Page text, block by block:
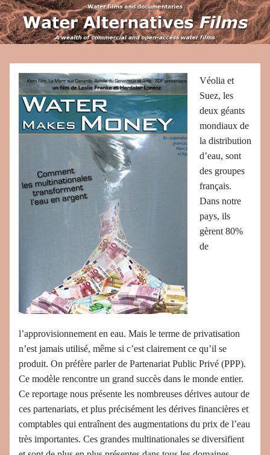
Véolia et
Suez, les
deux géants
mondiaux de
la distribution
d’eau, sont
des groupes
français.
Dans notre
pays, ils
gèrent 80%
de
l’approvisionnement en eau. Mais le terme de privatisation
n’est jamais utilisé, même si c’est clairement ce qu’il se
produit. On préfère parler de Partenariat Public Privé (PPP).
Ce modèle rencontre un grand succès dans le monde entier.
Ce reportage nous présente les nombreuses dérives autour de
ces partenariats, et plus précisément les dérives financières et
comptables qui entraînent des augmentations du prix de l’eau
très importantes. Ces grandes multinationales se diversifient